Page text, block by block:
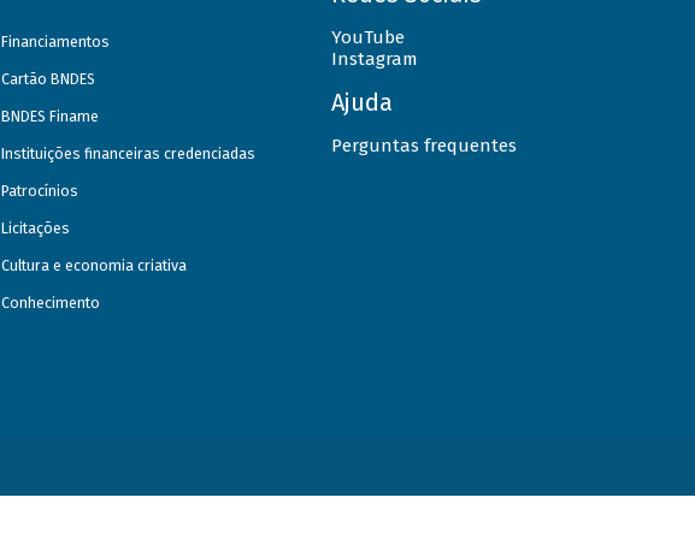
Financiamentos
Cartão BNDES
BNDES Finame
Instituições financeiras credenciadas
Patrocínios
Licitações
Cultura e economia criativa
Conhecimento
YouTube
Instagram
Ajuda
Perguntas frequentes